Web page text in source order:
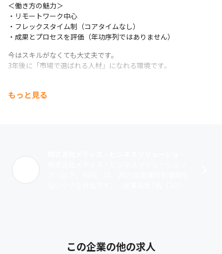
＜働き方の魅力＞
・リモートワーク中心
・フレックスタイム制（コアタイムなし）
・成果とプロセスを評価（年功序列ではありません）
今はスキルがなくても大丈夫です。
3年後に「市場で選ばれる人材」になれる環境です。
もっと見る
この企業の他の求人